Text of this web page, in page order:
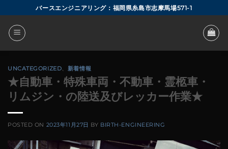
to
content
バースエンジニアリング：福岡県糸島市志摩馬場571-1
UNCATEGORIZED、 新着情報
★自動車・特殊車両・不動車・霊柩車・
リムジン・の陸送及びレッカー作業★
POSTED ON 2023年11月27日 BY BIRTH-ENGINEERING